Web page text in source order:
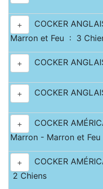
+
COCKER
Marron et Feu : 3
+ COCKER
+ COCKER
+
COCKER
Marron - Marron et
+
COCKER
2 Chiens